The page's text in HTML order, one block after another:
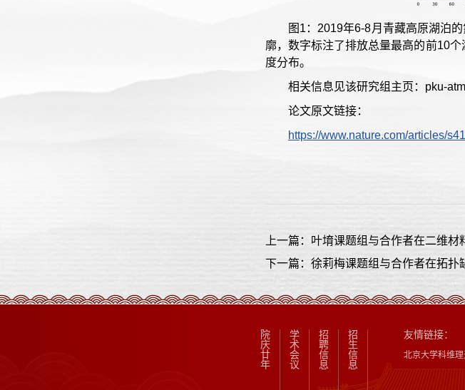
图1：2019年6-8月青藏高原湖泊
廓，数字标注了排放总量最高的前10
度分布。
相关信息见该研究组主页：pku-
论文原文链接：
https://www.nature.com/articles/
上一篇：叶堉课题组与合作者在二维
下一篇：徐莉梅课题组与合作者在拓
院
庆
廿
年
学
术
会
议
招
聘
信
息
招
生
信
息
友情链接：
北京大学科维